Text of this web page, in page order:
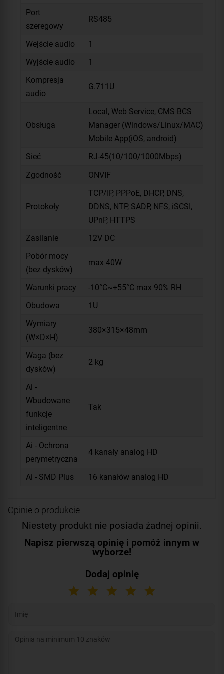
Port
szeregowy
RS485
Wejście audio
1
Wyjście audio
1
Kompresja
audio
G.711U
Obsługa
Local, Web Service, CMS BCS
Manager (Windows/Linux/MAC),
Mobile App(iOS, android)
Sieć
RJ-45(10/100/1000Mbps)
Zgodność
ONVIF
Protokoły
TCP/IP, PPPoE, DHCP, DNS,
DDNS, NTP, SADP, NFS, iSCSI,
UPnP, HTTPS
Zasilanie
12V DC
Pobór mocy
(bez dysków)
max 40W
Warunki pracy
-10°C~+55°C max 90% RH
Obudowa
1U
Wymiary
(W×D×H)
380×315×48mm
Waga (bez
dysków)
2 kg
Ai -
Wbudowane
funkcje
inteligentne
Tak
Ai - Ochrona
perymetryczna
4 kanały analog HD
Ai - SMD Plus 16 kanałów analog HD
Opinie o produkcie
Niestety produkt nie posiada żadnej opinii.
Napisz pierwszą opinię i pomóż innym w
wyborze!
Dodaj opinię